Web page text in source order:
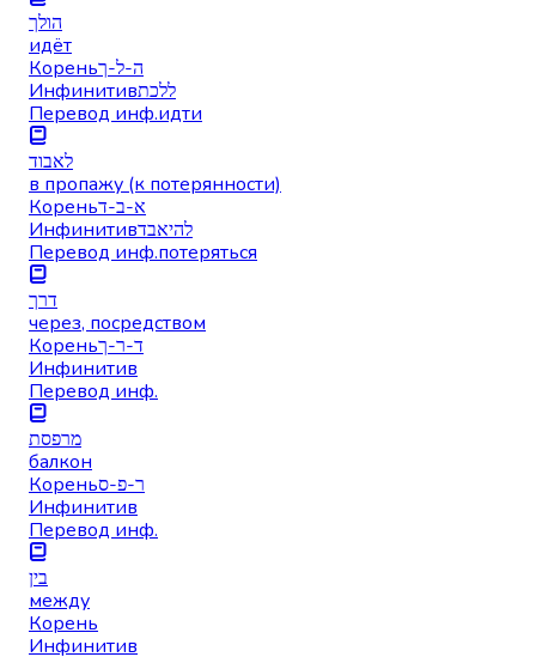
הולך
идёт
Кореньה-ל-ך
Инфинитивללכת
Перевод инф.идти
לאבוד
в пропажу (к потерянности)
Кореньא-ב-ד
Инфинитивלהיאבד
Перевод инф.потеряться
דרך
через, посредством
Кореньד-ר-ך
Инфинитив
Перевод инф.
מרפסת
балкон
Кореньר-פ-ס
Инфинитив
Перевод инф.
בין
между
Корень
Инфинитив